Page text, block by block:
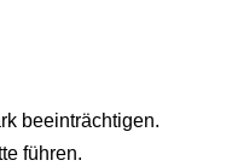
beeinträchtigen.
führen.